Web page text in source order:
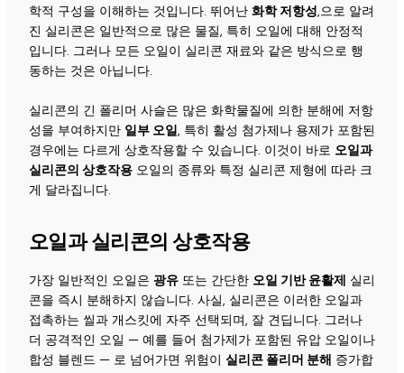
학적 구성을 이해하는 것입니다. 뛰어난 화학 저항성,으로 알려
진 실리콘은 일반적으로 많은 물질, 특히 오일에 대해 안정적
입니다. 그러나 모든 오일이 실리콘 재료와 같은 방식으로 행
동하는 것은 아닙니다.
실리콘의 긴 폴리머 사슬은 많은 화학물질에 의한 분해에 저항
성을 부여하지만 일부 오일, 특히 활성 첨가제나 용제가 포함된
경우에는 다르게 상호작용할 수 있습니다. 이것이 바로 오일과
실리콘의 상호작용오일의 종류와 특정 실리콘 제형에 따라 크
게 달라집니다.
오일과 실리콘의 상호작용
가장 일반적인 오일은 광유또는 간단한 오일 기반 윤활제 실리
콘을 즉시 분해하지 않습니다. 사실, 실리콘은 이러한 오일과
접촉하는 씰과 개스킷에 자주 선택되며, 잘 견딥니다. 그러나
더 공격적인 오일 — 예를 들어 첨가제가 포함된 유압 오일이나
합성 블렌드 — 로 넘어가면 위험이 실리콘 폴리머 분해 증가합